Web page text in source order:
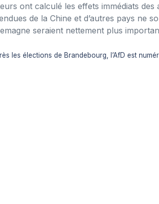
ont calculé les effets immédiats des
de la Chine et d’autres pays ne
seraient nettement plus
les élections de Brandebourg, l’AfD est